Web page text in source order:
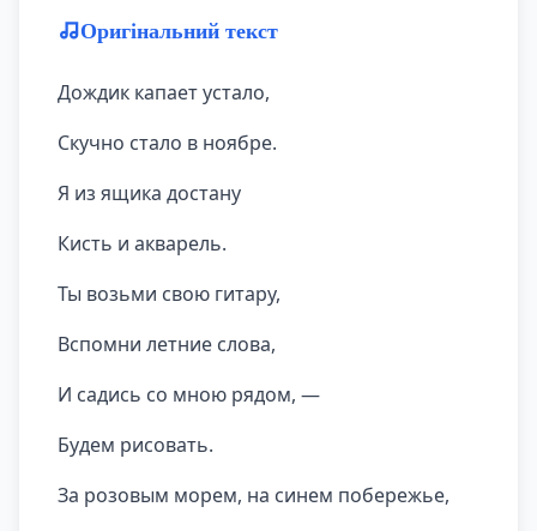
Оригінальний текст
Дождик капает устало,
Скучно стало в ноябре.
Я из ящика достану
Кисть и акварель.
Ты возьми свою гитару,
Вспомни летние слова,
И садись со мною рядом, —
Будем рисовать.
За розовым морем, на синем побережье,